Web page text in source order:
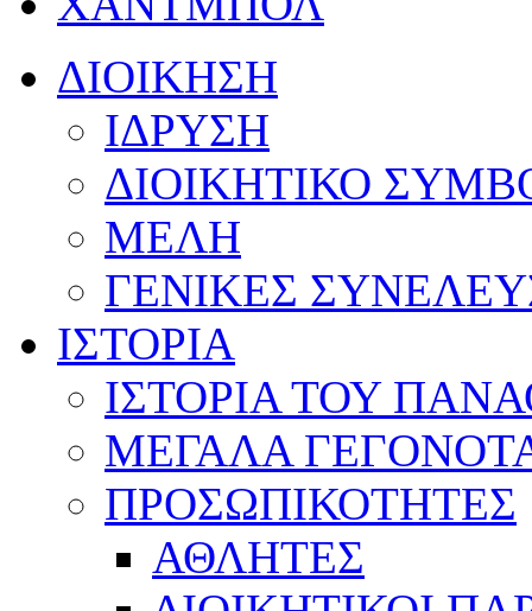
ΔΙΟΙΚΗΣΗ
ΙΔΡΥΣΗ
ΔΙΟΙΚΗΤΙΚΟ
ΜΕΛΗ
ΓΕΝΙΚΕΣ
ΙΣΤΟΡΙΑ
ΙΣΤΟΡΙΑ ΤΟΥ
ΜΕΓΑΛΑ
ΠΡΟΣΩΠΙΚΟΤΗΤΕΣ
ΑΘΛΗΤΕΣ